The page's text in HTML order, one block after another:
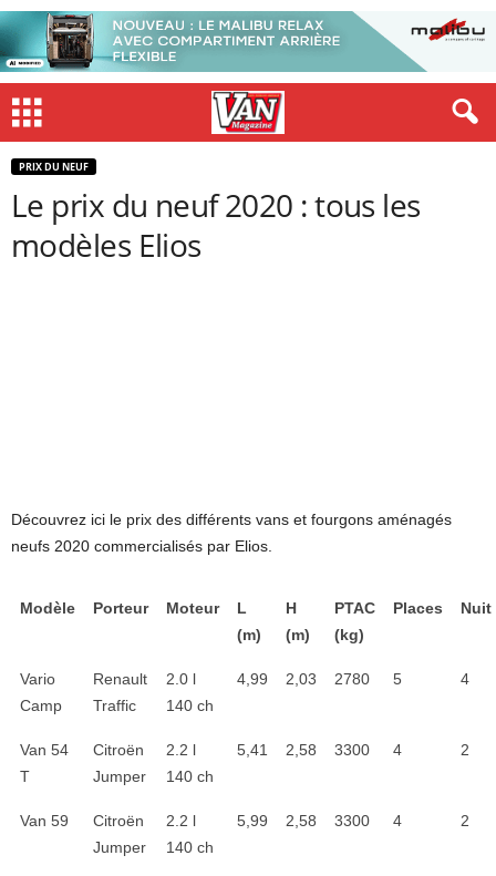
PRIX DU NEUF
Le prix du neuf 2020 : tous les
modèles Elios
Découvrez ici le prix des différents vans et fourgons aménagés
neufs 2020 commercialisés par Elios.
Modèle Porteur Moteur
L
(m)
H
(m)
PTAC
(kg)
Places Nuit
Vario
Camp
Renault
Traffic
2.0 l
140 ch
4,99 2,03 2780 5 4
Van 54
T
Citroën
Jumper
2.2 l
140 ch
5,41 2,58 3300 4 2
Van 59
Citroën
Jumper
2.2 l
140 ch
5,99 2,58 3300 4 2